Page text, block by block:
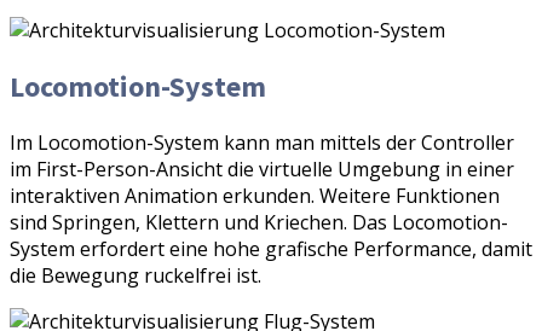
Locomotion-System
Im Locomotion-System kann man mittels der Controller
im First-Person-Ansicht die virtuelle Umgebung in einer
interaktiven Animation erkunden. Weitere Funktionen
sind Springen, Klettern und Kriechen. Das Locomotion-
System erfordert eine hohe grafische Performance, damit
die Bewegung ruckelfrei ist.